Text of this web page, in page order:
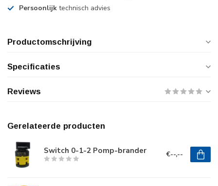
Persoonlijk technisch advies
Productomschrijving
Specificaties
Reviews
Gerelateerde producten
Switch 0-1-2 Pomp-brander €--,--